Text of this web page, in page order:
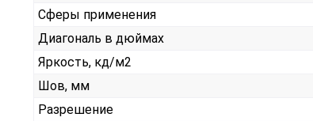
Сферы применения
Диагональ в дюймах
Яркость, кд/м2
Шов, мм
Разрешение